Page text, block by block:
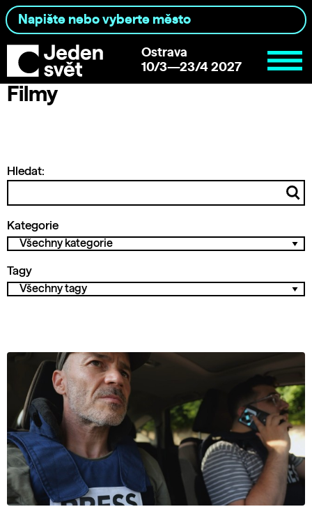
Ostrava
10/3—23/4 2027
Filmy
Hledat:
Kategorie
Tagy